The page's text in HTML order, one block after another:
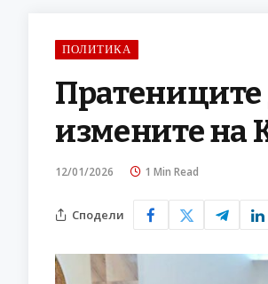
ПОЛИТИКА
Пратениците
измените на
12/01/2026 1 Min Read
Сподели